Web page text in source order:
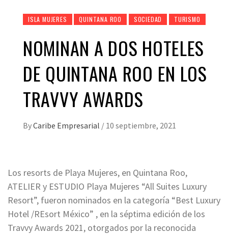
ISLA MUJERES QUINTANA ROO SOCIEDAD TURISMO
NOMINAN A DOS HOTELES
DE QUINTANA ROO EN LOS
TRAVVY AWARDS
ByCaribe Empresarial / 10 septiembre, 2021
Los resorts de Playa Mujeres, en Quintana Roo,
ATELIER y ESTUDIO Playa Mujeres “All Suites Luxury
Resort”, fueron nominados en la categoría “Best Luxury
Hotel /REsort México” , en la séptima edición de los
Travvy Awards 2021, otorgados por la reconocida